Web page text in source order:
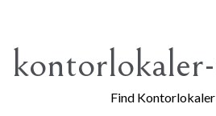
content
Find